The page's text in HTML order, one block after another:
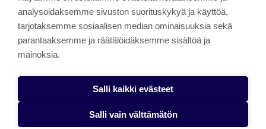
analysoidaksemme sivuston suorituskykyä ja käyttöä,
tarjotaksemme sosiaalisen median ominaisuuksia sekä
parantaaksemme ja räätälöidäksemme sisältöä ja
mainoksia.
Salli kaikki evästeet
Salli vain välttämätön